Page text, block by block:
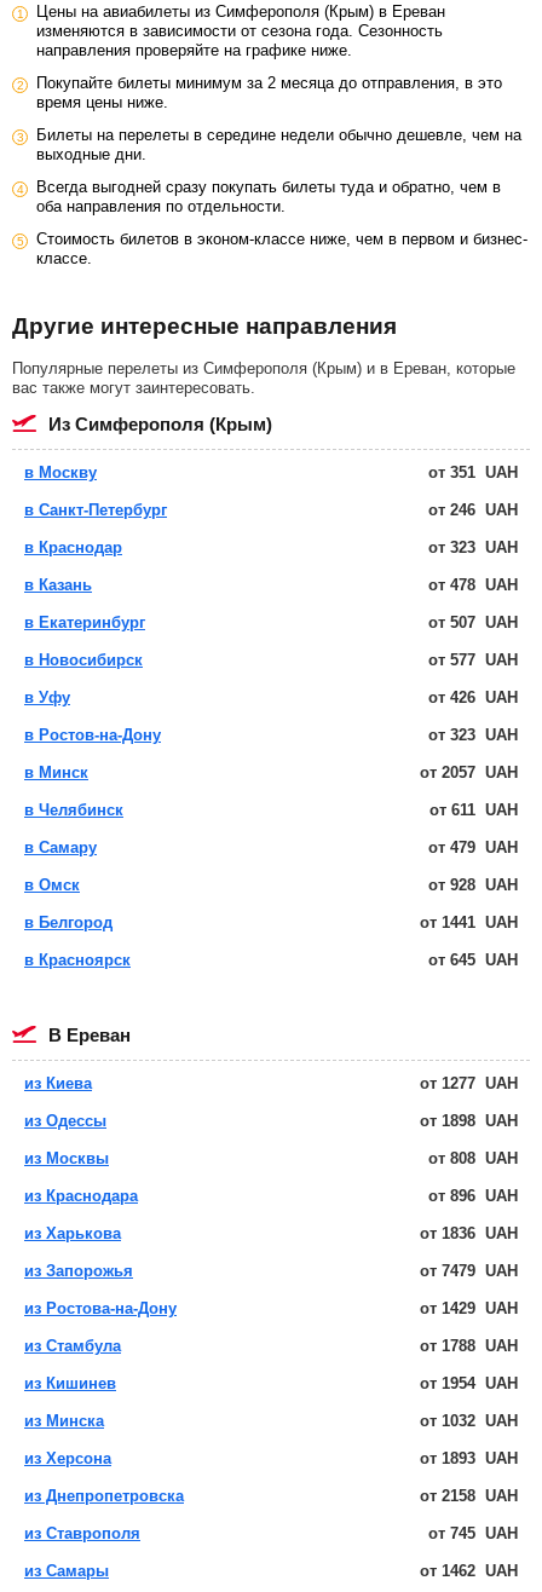
Цены на авиабилеты из Симферополя (Крым) в Ереван
изменяются в зависимости от сезона года. Сезонность
направления проверяйте на графике ниже.
Покупайте билеты минимум за 2 месяца до отправления, в это
время цены ниже.
Билеты на перелеты в середине недели обычно дешевле, чем на
выходные дни.
Всегда выгодней сразу покупать билеты туда и обратно, чем в
оба направления по отдельности.
Стоимость билетов в эконом-классе ниже, чем в первом и бизнес-
классе.
Другие интересные направления
Популярные перелеты из Симферополя (Крым) и в Ереван, которые
вас также могут заинтересовать.
из Симферополя (Крым)
в Москву от 351 UAH
в Санкт-Петербург от 246 UAH
в Краснодар от 323 UAH
в Казань от 478 UAH
в Екатеринбург от 507 UAH
в Новосибирск от 577 UAH
в Уфу от 426 UAH
в Ростов-на-Дону от 323 UAH
в Минск от 2057 UAH
в Челябинск от 611 UAH
в Самару от 479 UAH
в Омск от 928 UAH
в Белгород от 1441 UAH
в Красноярск от 645 UAH
в Ереван
из Киева от 1277 UAH
из Одессы от 1898 UAH
из Москвы от 808 UAH
из Краснодара от 896 UAH
из Харькова от 1836 UAH
из Запорожья от 7479 UAH
из Ростова-на-Дону от 1429 UAH
из Стамбула от 1788 UAH
из Кишинев от 1954 UAH
из Минска от 1032 UAH
из Херсона от 1893 UAH
из Днепропетровска от 2158 UAH
из Ставрополя от 745 UAH
из Самары от 1462 UAH